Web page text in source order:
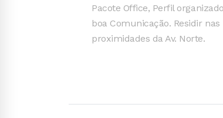
Pacote Office, Perfil
boa Comunicação. Residir nas
proximidades da Av. Norte.